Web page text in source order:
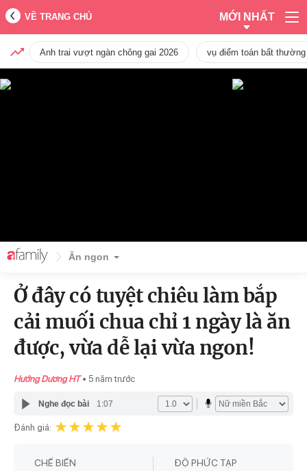
VỀ TRANG CHỦ MỚI NHẤT
Anh trai vượt ngàn chông gai 2026 vụ điểm toán bất
Ăn ngon
Ở đây có tuyệt chiêu làm bắp
cải muối chua chỉ 1 ngày là ăn
được, vừa dễ lại vừa ngon!
Hướng Dương HT 5 năm trước
Nghe đọc bài 1:07
Đánh giá:
CHẾ BIẾN ĐỘ PHỨC TẠP